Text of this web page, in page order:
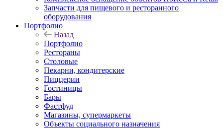
Запчасти для пищевого и ресторанного
оборудования
Портфолио
Назад
Портфолио
Рестораны
Столовые
Пекарни, кондитерские
Пиццерии
Гостиницы
Бары
Фастфуд
Магазины, супермаркеты
Объекты социального назначения